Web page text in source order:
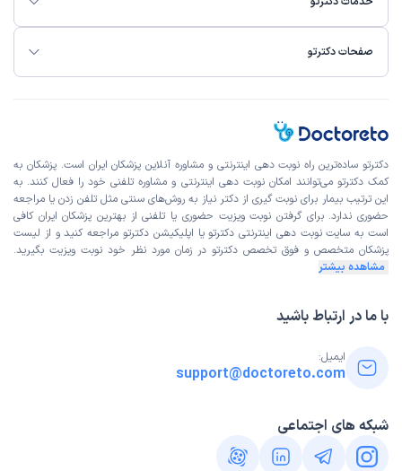
صفحات دکترتو
دکترتو ساده‌ترین راه نوبت‌ دهی اینترنتی و مشاوره آنلاین پزشکان ایران است. پزشکان به
کمک دکترتو می‌توانند امکان نوبت دهی اینترنتی و مشاوره تلفنی خود را فعال کنند. به
این ترتیب بیمار برای نوبت گیری از دکتر نیاز به روش‌های سنتی مثل تلفن زدن یا مراجعه
حضوری ندارد. برای گرفتن نوبت ویزیت حضوری یا تلفنی از بهترین پزشکان ایران کافی
است به سایت نوبت دهی اینترنتی دکترتو یا اپلیکیشن دکترتو مراجعه کنید و از لیست
پزشکان متخصص و فوق تخصص دکترتو در زمان مورد نظر خود نوبت ویزیت بگیرید.
مشاهده بیشتر
با ما در ارتباط باشید
ایمیل:
support@doctoreto.com
شبکه های اجتماعی